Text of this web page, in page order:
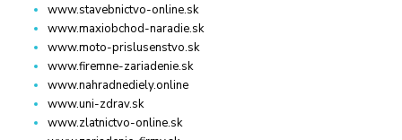
www.stavebnictvo-online.sk
www.maxiobchod-naradie.sk
www.moto-prislusenstvo.sk
www.firemne-zariadenie.sk
www.nahradnediely.online
www.uni-zdrav.sk
www.zlatnictvo-online.sk